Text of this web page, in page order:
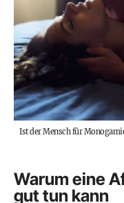
Ist der Mensch für
Warum eine
gut tun kann